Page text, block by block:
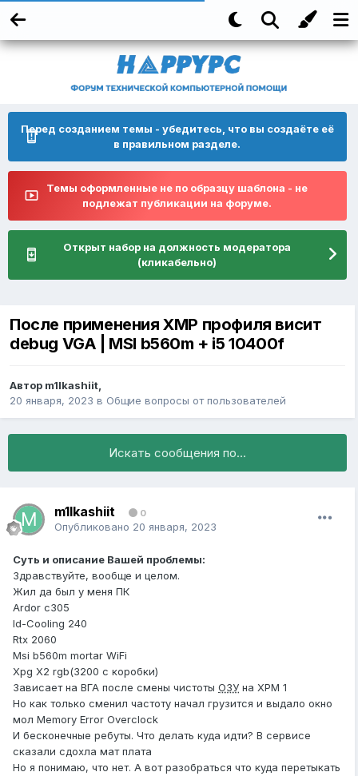
Перед созданием темы - убедитесь, что вы создаёте её
в правильном разделе.
Темы оформленные не по образцу шаблона - не
подлежат публикации на форуме.
Открыт набор на должность модератора
(кликабельно)
После применения XMP профиля висит
debug VGA | MSI b560m + i5 10400f
Автор m1lkashiit,
20 января, 2023 в Общие вопросы от пользователей
Искать сообщения по...
m1lkashiit 0
Опубликовано 20 января, 2023
Суть и описание Вашей проблемы:
Здравствуйте, вообще и целом.
Жил да был у меня ПК
Ardor c305
Id-Cooling 240
Rtx 2060
Msi b560m mortar WiFi
Xpg X2 rgb(3200 с коробки)
Зависает на ВГА после смены чистоты ОЗУ на XPM 1
Но как только сменил частоту начал грузится и выдало окно
мол Memory Error Overclock
И бесконечные ребуты. Что делать куда идти? В сервисе
сказали сдохла мат плата
Но я понимаю, что нет. А вот разобраться что куда перетыкать